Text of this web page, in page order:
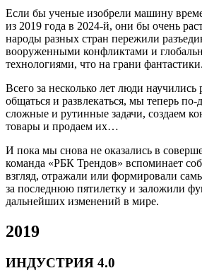
Если бы ученые изобрели машину
из 2019 года в 2024-й, они бы очень
народы разных стран пережили
вооруженными конфликтами и
технологиями, что на грани фантастики.
Всего за несколько лет люди научились
общаться и развлекаться, мы теперь
сложные и рутинные задачи, создаем
товары и продаем их…
И пока мы снова не оказались в
команда «РБК Трендов» вспоминает
взгляд, отражали или формировали
за последнюю пятилетку и заложили
дальнейших изменений в мире.
2019
ИНДУСТРИЯ 4.0